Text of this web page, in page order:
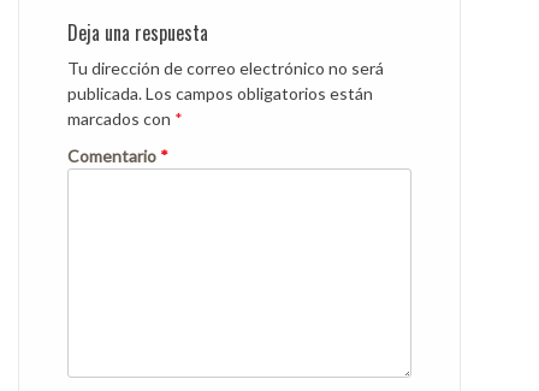
Deja una respuesta
Tu dirección de correo electrónico no será
publicada.Los campos obligatorios están
marcados con *
Comentario *